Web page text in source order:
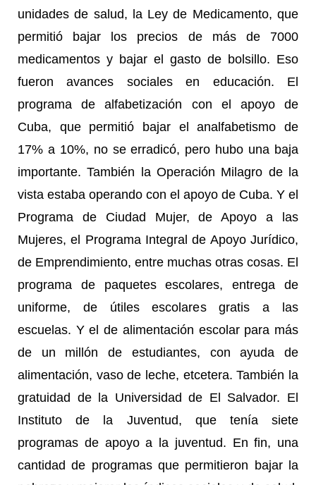
unidades de salud, la Ley de Medicamento, que
permitió bajar los precios de más de 7000
medicamentos y bajar el gasto de bolsillo. Eso
fueron avances sociales en educación. El
programa de alfabetización con el apoyo de
Cuba, que permitió bajar el analfabetismo de
17% a 10%, no se erradicó, pero hubo una baja
importante. También la Operación Milagro de la
vista estaba operando con el apoyo de Cuba. Y el
Programa de Ciudad Mujer, de Apoyo a las
Mujeres, el Programa Integral de Apoyo Jurídico,
de Emprendimiento, entre muchas otras cosas. El
programa de paquetes escolares, entrega de
uniforme, de útiles escolares gratis a las
escuelas. Y el de alimentación escolar para más
de un millón de estudiantes, con ayuda de
alimentación, vaso de leche, etcetera. También la
gratuidad de la Universidad de El Salvador. El
Instituto de la Juventud, que tenía siete
programas de apoyo a la juventud. En fin, una
cantidad de programas que permitieron bajar la